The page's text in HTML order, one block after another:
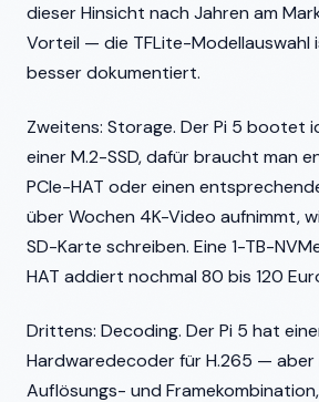
dieser Hinsicht nach Jahren am
Vorteil — die TFLite-Modellauswahl
besser dokumentiert.
Zweitens: Storage. Der Pi 5 bootet
einer M.2-SSD, dafür braucht man
PCIe-HAT oder einen
über Wochen 4K-Video aufnimmt,
SD-Karte schreiben. Eine 1-TB-
HAT addiert nochmal 80 bis 120
Drittens: Decoding. Der Pi 5 hat
Hardwaredecoder für H.265 — aber
Auflösungs- und